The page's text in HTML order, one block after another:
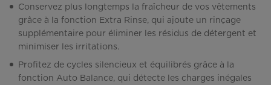
Conservez plus longtemps la fraîcheur de vos vêtements
grâce à la fonction Extra Rinse, qui ajoute un rinçage
supplémentaire pour éliminer les résidus de détergent et
minimiser les irritations.
Profitez de cycles silencieux et équilibrés grâce à la
fonction Auto Balance, qui détecte les charges inégales